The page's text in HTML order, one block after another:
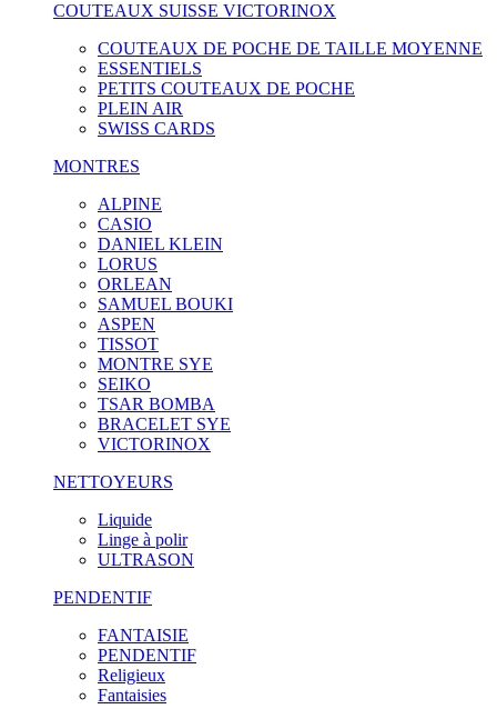
COUTEAUX SUISSE VICTORINOX
COUTEAUX DE POCHE DE TAILLE MOYENNE
ESSENTIELS
PETITS COUTEAUX DE POCHE
PLEIN AIR
SWISS CARDS
MONTRES
ALPINE
CASIO
DANIEL KLEIN
LORUS
ORLEAN
SAMUEL BOUKI
ASPEN
TISSOT
MONTRE SYE
SEIKO
TSAR BOMBA
BRACELET SYE
VICTORINOX
NETTOYEURS
Liquide
Linge à polir
ULTRASON
PENDENTIF
FANTAISIE
PENDENTIF
Religieux
Fantaisies